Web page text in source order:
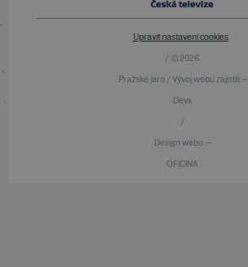
Upravit nastavení cookies
/ © 2026
Pražské jaro / Vývoj webu zajistili —
Devx
/
Design webu —
OFICINA